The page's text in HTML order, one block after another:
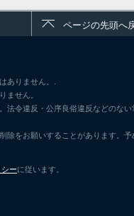
ページの先頭へ
ありません。.
ません。
法令違反・公序良俗違反などのない
除をお願いすることがあります。予
ーに従います。